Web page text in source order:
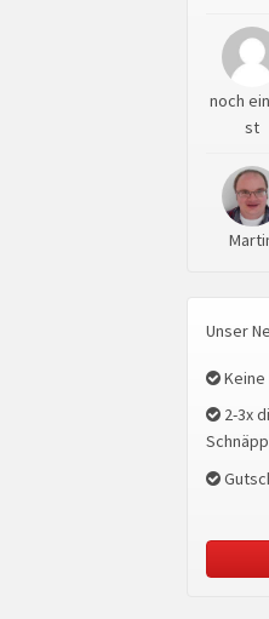
noch
st
Unser
2-3x